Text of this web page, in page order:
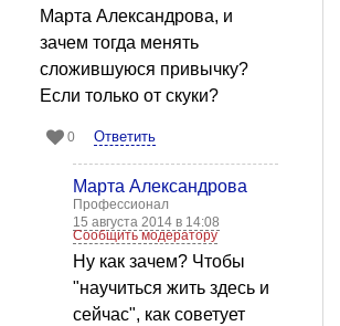
Марта Александрова, и
зачем тогда менять
сложившуюся привычку?
Если только от скуки?
0 Ответить
Марта Александрова
Профессионал
15 августа 2014 в 14:08
Сообщить модератору
Ну как зачем? Чтобы
"научиться жить здесь и
сейчас", как советует